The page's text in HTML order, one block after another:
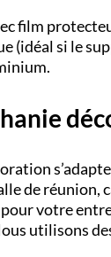
film
(idéal si le
de
votre
utilisons